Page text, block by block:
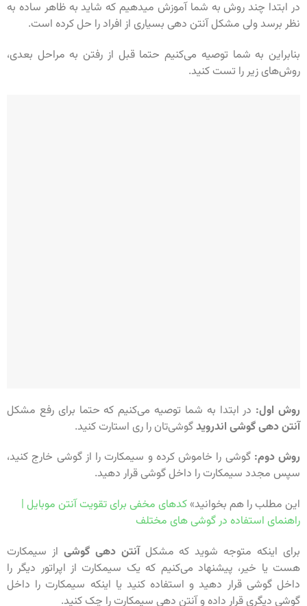
در ابتدا چند روش به شما آموزش میدهیم که شاید به ظاهر ساده به
نظر برسد ولی مشکل آنتن دهی بسیاری از افراد را حل کرده است.
بنابراین به شما توصیه می‌کنیم حتما قبل از رفتن به مراحل بعدی،
روش‌های زیر را تست کنید.
روش اول: در ابتدا به شما توصیه می‌کنیم که حتما برای رفع مشکل
آنتن دهی گوشی اندرویدگوشی‌تان را ری استارت کنید.
روش دوم: گوشی را خاموش کرده و سیمکارت را از گوشی خارج کنید،
سپس مجدد سیمکارت را داخل گوشی قرار دهید.
این مطلب را هم بخوانید» کدهای مخفی برای تقویت آنتن موبایل |
راهنمای استفاده در گوشی های مختلف
برای اینکه متوجه شوید که مشکلآنتن دهی گوشی از سیمکارت
هست یا خیر، پیشنهاد می‌کنیم که یک سیمکارت از اپراتور دیگر را
داخل گوشی قرار دهید و استفاده کنید یا اینکه سیمکارت را داخل
گوشی دیگری قرار داده و آنتن دهی سیمکارت را چک کنید.